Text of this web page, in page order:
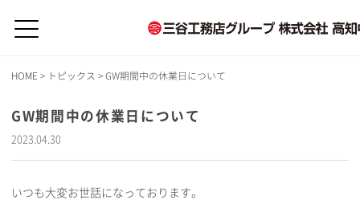
HOME > トピックス > GW期間中の休業日について
GW期間中の休業日について
2023.04.30
いつも大変お世話になっております。